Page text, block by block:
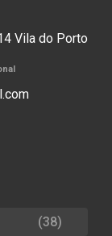
Vila do Porto
(38)